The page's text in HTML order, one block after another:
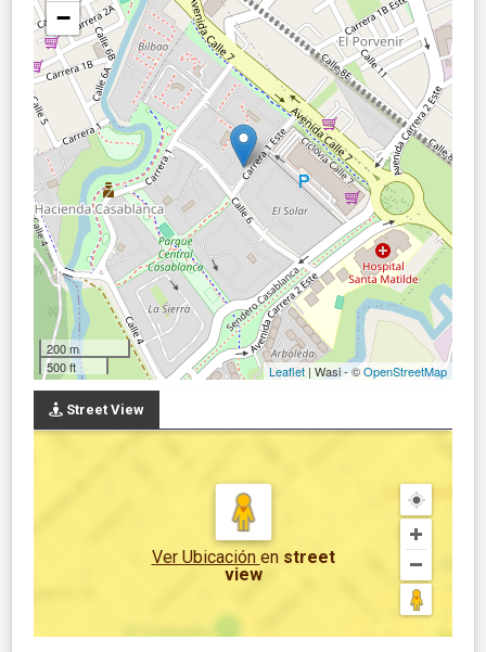
−
200 m
500 ft
Leaflet | Wasi - ©OpenStreetMap
Street View
Ver Ubicación en street
view